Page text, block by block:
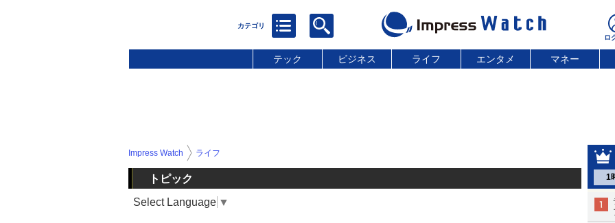
テック ビジネス ライフ エンタメ マネー
1
Impress Watch ライフ
トピック
Select Language ▼